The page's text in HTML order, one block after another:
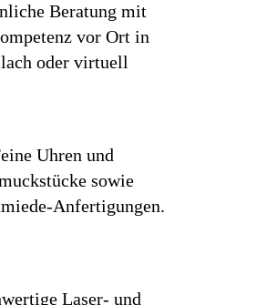
Beratung mit
vor Ort in
oder virtuell
Uhren und
sowie
Anfertigungen.
Laser- und